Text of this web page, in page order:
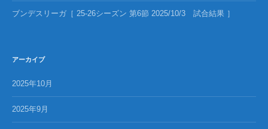
ブンデスリーガ［ 25-26シーズン 第6節 2025/10/3 試合結果 ］
アーカイブ
2025年10月
2025年9月